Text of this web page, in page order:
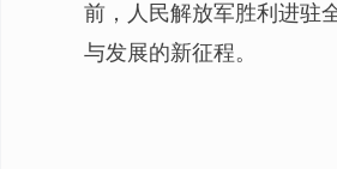
前，人民解放军胜利进驻
与发展的新征程。